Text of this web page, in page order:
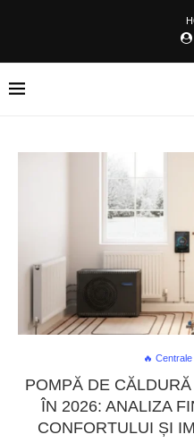
🔥 Centrale
POMPĂ DE
ÎN 2026: ANALIZA
CONFORTULUI ȘI